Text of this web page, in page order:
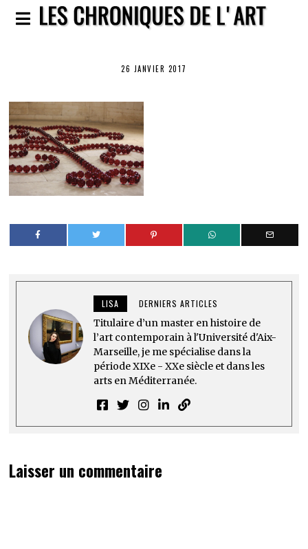
26 JANVIER 2017
LISA DERNIERS ARTICLES
Titulaire d’un master en histoire de
l’art contemporain à l'Université d'Aix-
Marseille, je me spécialise dans la
période XIXe - XXe siècle et dans les
arts en Méditerranée.
Laisser un commentaire